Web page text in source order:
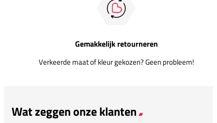
Gemakkelijk retourneren
Verkeerde maat of kleur gekozen? Geen probleem!
Wat zeggen onze klanten